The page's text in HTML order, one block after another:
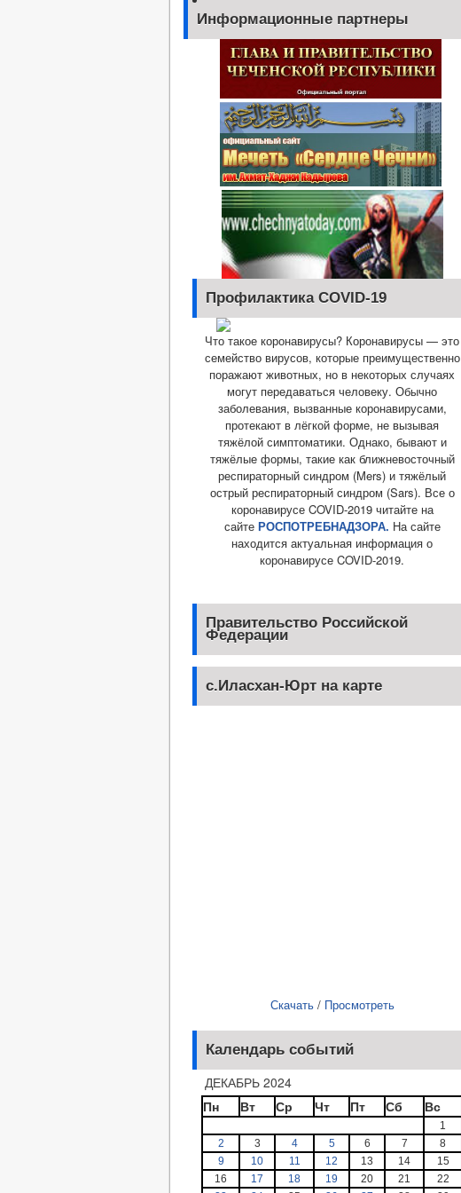
Информационные партнеры
Профилактика COVID-19
Что такое коронавирусы? Коронавирусы — это
семейство вирусов, которые преимущественно
поражают животных, но в некоторых случаях
могут передаваться человеку. Обычно
заболевания, вызванные коронавирусами,
протекают в лёгкой форме, не вызывая
тяжёлой симптоматики. Однако, бывают и
тяжёлые формы, такие как ближневосточный
респираторный синдром (Mers) и тяжёлый
острый респираторный синдром (Sars). Все о
коронавирусе COVID-2019 читайте на
сайте РОСПОТРЕБНАДЗОРА. На сайте
находится актуальная информация о
коронавирусе COVID-2019.
Правительство Российской
Федерации
с.Иласхан-Юрт на карте
Скачать/ Просмотреть
Календарь событий
ДЕКАБРЬ 2024
Пн
Вт Ср Чт Пт Сб Вс
1
2
3 4 5 6 7
8
9
10 11 12 13 14
15
16
17 18 19 20 21
22